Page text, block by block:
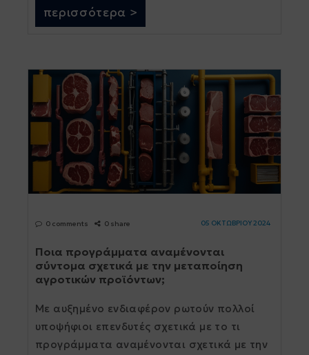
περισσότερα >
0 comments 0 share 05 ΟΚΤΩΒΡΙΟΥ 2024
Ποια προγράμματα αναμένονται
σύντομα σχετικά με την μεταποίηση
αγροτικών προϊόντων;
Με αυξημένο ενδιαφέρον ρωτούν πολλοί
υποψήφιοι επενδυτές σχετικά με το τι
προγράμματα αναμένονται σχετικά με την